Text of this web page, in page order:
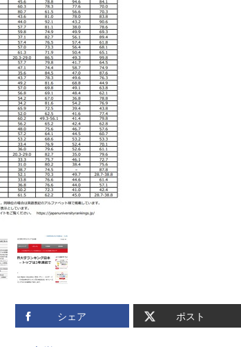
シェア ポスト